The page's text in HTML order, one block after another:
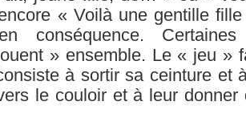
« Voilà une gentille
conséquence.
» ensemble. Le « jeu »
à sortir sa ceinture et
le couloir et à leur donner